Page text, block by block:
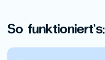
So funktioniert’s: